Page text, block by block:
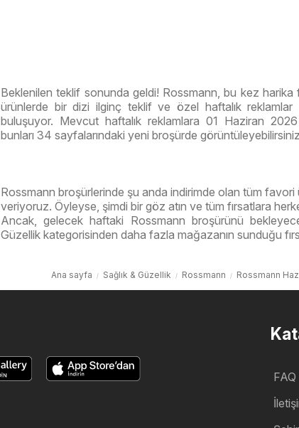
Beklenilen teklif sonunda geldi! Rossmann, bu kez harika
ürünlerde bir dizi ilginç teklif ve özel haftalık
buluşuyor. Mevcut haftalık reklamlara 01 Haziran
bunları 34 sayfalarındaki yeni broşürde
Rossmann broşürlerinde şu anda indirimde olan tüm
veriyoruz. Öyleyse, şimdi bir göz atın ve tüm fırsatlara
Ancak, gelecek haftaki Rossmann broşürünü
Güzellik kategorisinden daha fazla mağazanın sunduğu
Ana sayfa Sağlık & Güzellik Rossmann Rossmann
FAQ